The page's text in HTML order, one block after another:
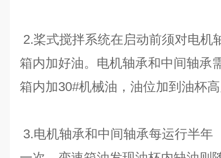
2.桨式搅拌系统在启动前须对电机
箱内加好油。电机轴承和中间轴承
箱内加30#机械油，油位加到油杯
3.电机轴承和中间轴承每运行半年